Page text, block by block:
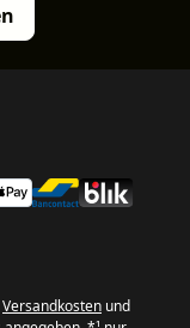
Versandkosten und